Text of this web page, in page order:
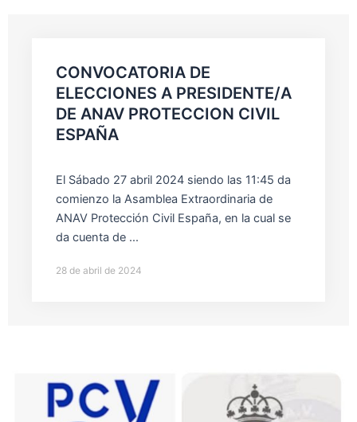
CONVOCATORIA DE
ELECCIONES A PRESIDENTE/A
DE ANAV PROTECCION CIVIL
ESPAÑA
El Sábado 27 abril 2024 siendo las 11:45 da
comienzo la Asamblea Extraordinaria de
ANAV Protección Civil España, en la cual se
da cuenta de ...
28 de abril de 2024